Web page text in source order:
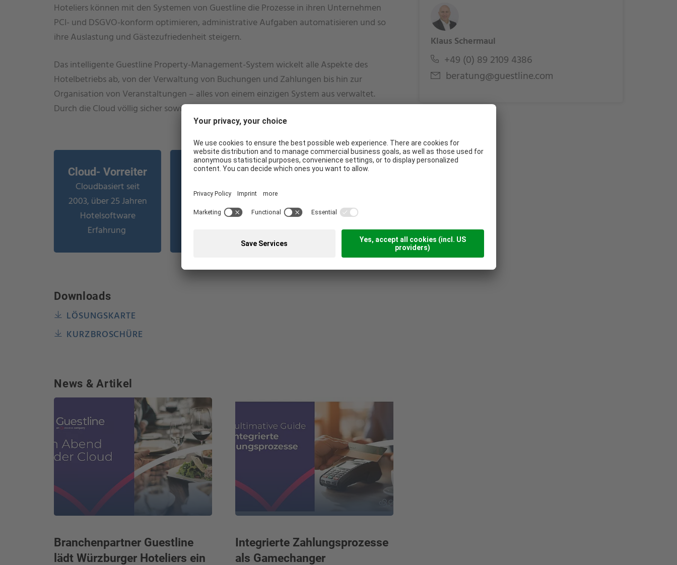
WIE KÖNNEN WIR IHNEN HELFEN?
Klaus Schermaul
+49 (0) 89 2109 4386
beratung@guestline.com
Hoteliers können mit den Systemen von Guestline die Prozesse in ihren Unternehmen
PCI- und DSGVO-konform optimieren, administrative Aufgaben automatisieren und so
ihre Auslastung und Gästezufriedenheit steigern.
Das intelligente Guestline Property-Management-System wickelt alle Aspekte des
Hotelbetriebs ab, von der Verwaltung von Buchungen und Zahlungen bis hin zur
Organisation von Veranstaltungen – alles von einem einzigen System aus verwaltet.
Durch die Cloud völlig sicher sowie jederzeit und überall verfügbar.
Cloud- Vorreiter
Cloudbasiert seit
2003, über 25 Jahren
Hotelsoftware
Erfahrung
Deutscher
80% der Mitarbeiter
mit Hospitality
Plattformlösung
Plattform
Downloads
LÖSUNGSKARTE
KURZBROSCHÜRE
News & Artikel
Branchenpartner Guestline
lädt Würzburger Hoteliers ein
Integrierte Zahlungsprozesse
als Gamechanger